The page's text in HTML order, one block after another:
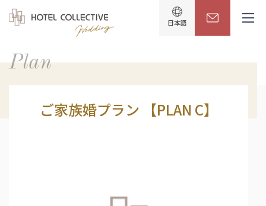
日本語
Plan
ご家族婚プラン 【PLAN C】